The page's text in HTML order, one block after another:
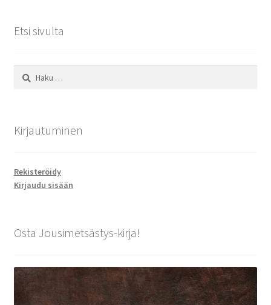
Etsi sivulta
Haku:
Kirjautuminen
Rekisteröidy
Kirjaudu sisään
Osta Jousimetsästys-kirja!